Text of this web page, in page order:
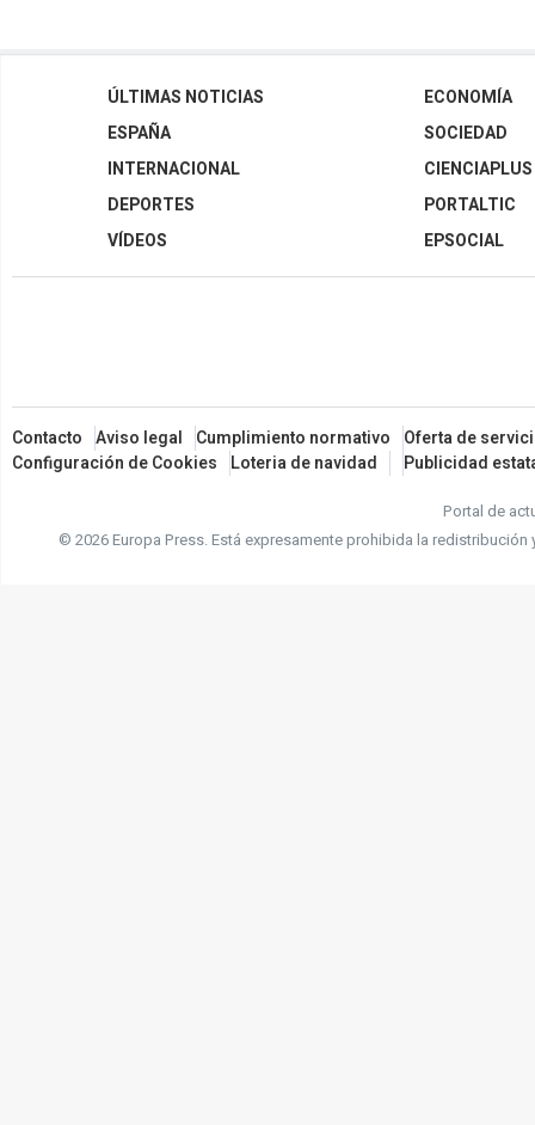
ÚLTIMAS NOTICIAS
ESPAÑA
INTERNACIONAL
DEPORTES
VÍDEOS
ECONOMÍA
SOCIEDAD
CIENCIAPLUS
PORTALTIC
EPSOCIAL
Contacto Aviso legal Cumplimiento normativo
Oferta de
Configuración de Cookies
Loteria de navidad Publicidad
Portal de
© 2026 Europa Press.Está expresamente prohibida la